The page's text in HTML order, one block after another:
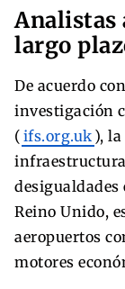
Analistas
largo
De acuerdo
investigación
( ifs.org.uk ),
desigualdades
Reino Unido,
aeropuertos
motores